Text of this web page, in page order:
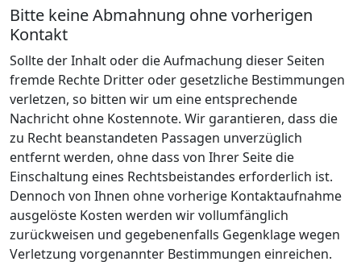
Bitte keine Abmahnung ohne vorherigen
Kontakt
Sollte der Inhalt oder die Aufmachung dieser Seiten
fremde Rechte Dritter oder gesetzliche Bestimmungen
verletzen, so bitten wir um eine entsprechende
Nachricht ohne Kostennote. Wir garantieren, dass die
zu Recht beanstandeten Passagen unverzüglich
entfernt werden, ohne dass von Ihrer Seite die
Einschaltung eines Rechtsbeistandes erforderlich ist.
Dennoch von Ihnen ohne vorherige Kontaktaufnahme
ausgelöste Kosten werden wir vollumfänglich
zurückweisen und gegebenenfalls Gegenklage wegen
Verletzung vorgenannter Bestimmungen einreichen.